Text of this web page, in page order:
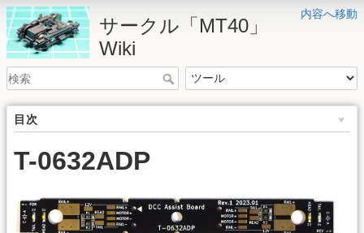
内容へ移動
サークル「MT40」
Wiki
目次
T-0632ADP